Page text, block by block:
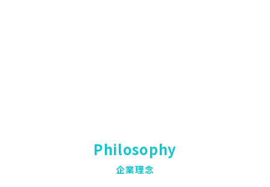
Philosophy
企業理念